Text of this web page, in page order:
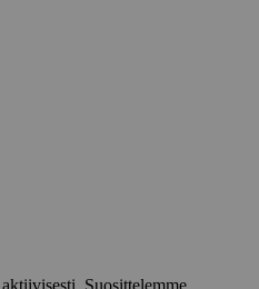
Suosittelemme